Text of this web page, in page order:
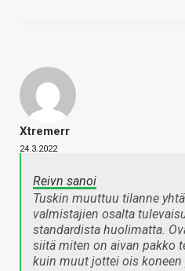
Xtremerr
24.3.2022
Reivn sanoi
Tuskin muuttuu tilanne
valmistajien osalta
standardista huolimatta.
siitä miten on aivan pakko
kuin muut jottei ois